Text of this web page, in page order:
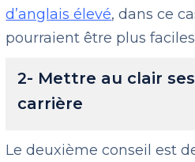
d’anglais élevé, dans ce
pourraient être plus faciles
2- Mettre au clair
carrière
Le deuxième conseil est